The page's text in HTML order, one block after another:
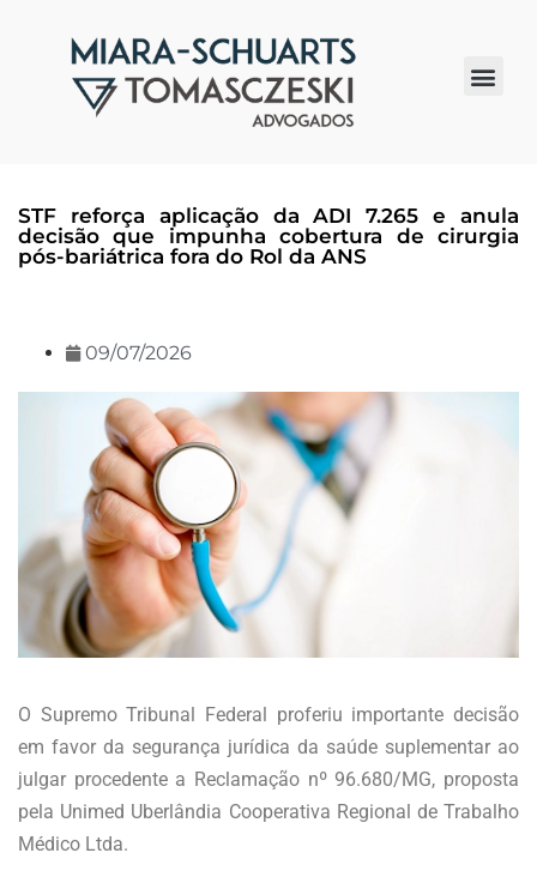
STF reforça aplicação da ADI 7.265 e anula
decisão que impunha cobertura de cirurgia
pós-bariátrica fora do Rol da ANS
09/07/2026
O Supremo Tribunal Federal proferiu importante decisão
em favor da segurança jurídica da saúde suplementar ao
julgar procedente a Reclamação nº 96.680/MG, proposta
pela Unimed Uberlândia Cooperativa Regional de Trabalho
Médico Ltda.